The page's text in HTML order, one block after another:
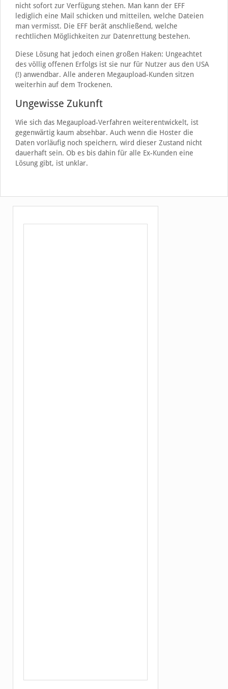
nicht sofort zur Verfügung stehen. Man kann der EFF
lediglich eine Mail schicken und mitteilen, welche Dateien
man vermisst. Die EFF berät anschließend, welche
rechtlichen Möglichkeiten zur Datenrettung bestehen.
Diese Lösung hat jedoch einen großen Haken: Ungeachtet
des völlig offenen Erfolgs ist sie nur für Nutzer aus den USA
(!) anwendbar. Alle anderen Megaupload-Kunden sitzen
weiterhin auf dem Trockenen.
Ungewisse Zukunft
Wie sich das Megaupload-Verfahren weiterentwickelt, ist
gegenwärtig kaum absehbar. Auch wenn die Hoster die
Daten vorläufig noch speichern, wird dieser Zustand nicht
dauerhaft sein. Ob es bis dahin für alle Ex-Kunden eine
Lösung gibt, ist unklar.